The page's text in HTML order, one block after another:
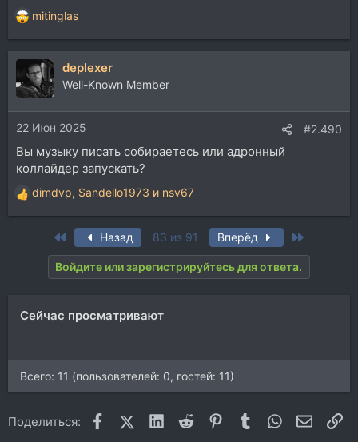
Р
е
а
ц
и
и
:
mitinglas
deplexer
Well-Known Member
22 Июн 2025 #2.490
Вы музыку писать собираетесь или адронный
коллайдер запускать?
Р
е
dimdvp, Sandello1973 и nsv67
First Назад 83 из 91 Вперёд
Войдите или зарегистрируйтесь для ответа.
Сейчас просматривают
Всего: 11 (пользователей: 0, гостей: 11)
Поделиться: FacebookX (Twitter)
LinkedIn
Reddit Pinterest
Tumblr WhatsApp